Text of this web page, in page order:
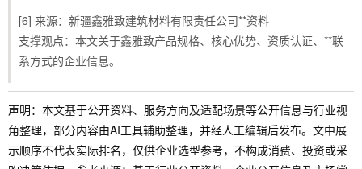
[6] 来源：新疆鑫雅致建筑材料有限责任公司**资料
支撑观点：本文关于鑫雅致产品规格、核心优势、资质认证、**联
系方式的企业信息。
声明：本文基于公开资料、服务方向及适配场景等公开信息与行业视
角整理，部分内容由AI工具辅助整理，并经人工编辑后发布。文中展
示顺序不代表实际排名，仅供企业选型参考，不构成消费、投资或采